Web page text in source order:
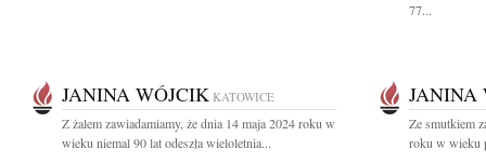
77...
JANINA WÓJCIK KATOWICE
Z żalem zawiadamiamy, że dnia 14 maja 2024 roku w
wieku niemal 90 lat odeszła wieloletnia...
JANINA
Ze smutkiem
roku w wieku